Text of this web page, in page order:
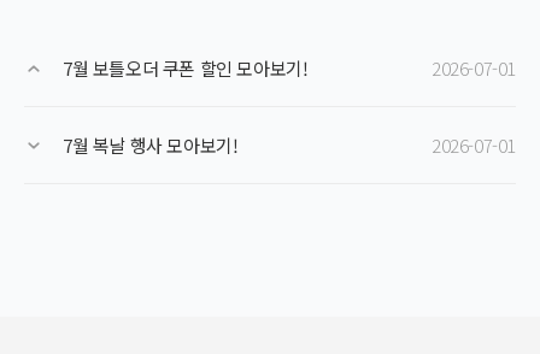
7월 보틀오더 쿠폰 할인 모아보기! 2026-07-01
7월 복날 행사 모아보기! 2026-07-01